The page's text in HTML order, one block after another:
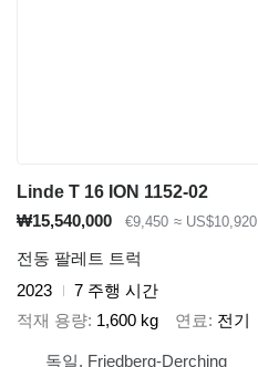
Linde T 16 ION 1152-02
₩15,540,000
€9,450 ≈ US$10,920
전동 팔레트 트럭
2023
7 주행 시간
적재 용량 1,600 kg 연료 전기
독일, Friedberg-Derching